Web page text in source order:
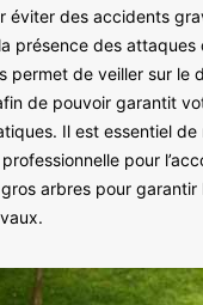
éviter des accidents
présence des attaques
permet de veiller sur le
de pouvoir garantit
Il est essentiel
pour
arbres pour garantir